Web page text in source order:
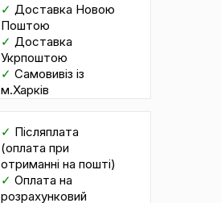
✓ Доставка Новою
Поштою
✓ Доставка
Укрпоштою
✓ Самовивіз із
м.Харків
✓ Післяплата
(оплата при
отриманні на пошті)
✓ Оплата на
розрахунковий